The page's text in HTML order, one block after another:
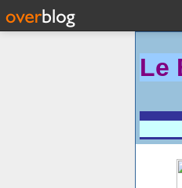
Le